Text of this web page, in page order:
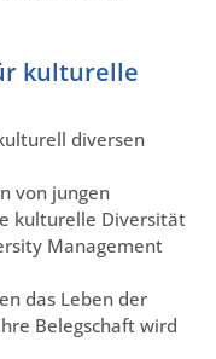
kulturelle
diversen
von jungen
kulturelle Diversität
Management
das Leben der
Belegschaft wird